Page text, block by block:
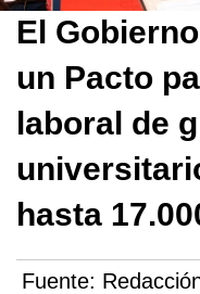
El
un Pacto
laboral de
hasta
Fuente: